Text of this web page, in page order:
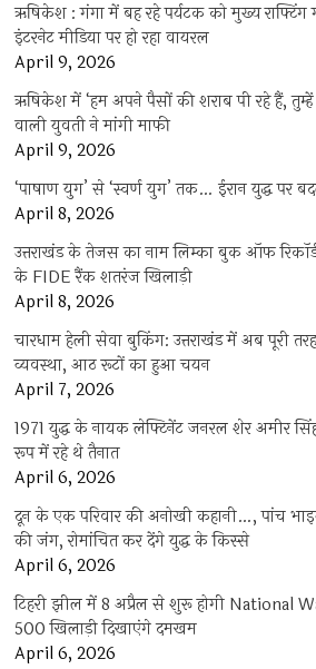
ऋषिकेश : गंगा में बह रहे पर्यटक को मुख्य राफ्टिंग
इंटरनेट मीडिया पर हो रहा वायरल
April 9, 2026
ऋषिकेश में ‘हम अपने पैसों की शराब पी रहे हैं,
वाली युवती ने मांगी माफी
April 9, 2026
‘पाषाण युग’ से ‘स्वर्ण युग’ तक… ईरान युद्ध पर
April 8, 2026
उत्तराखंड के तेजस का नाम लिम्का बुक ऑफ
के FIDE रैंक शतरंज खिलाड़ी
April 8, 2026
चारधाम हेली सेवा बुकिंग: उत्तराखंड में अब पूरी
व्यवस्था, आठ रूटों का हुआ चयन
April 7, 2026
1971 युद्ध के नायक लेफ्टिनेंट जनरल शेर अमीर
रूप में रहे थे तैनात
April 6, 2026
दून के एक परिवार की अनोखी कहानी…, पांच
की जंग, रोमांचित कर देंगे युद्ध के किस्से
April 6, 2026
टिहरी झील में 8 अप्रैल से शुरू होगी National
500 खिलाड़ी दिखाएंगे दमखम
April 6, 2026